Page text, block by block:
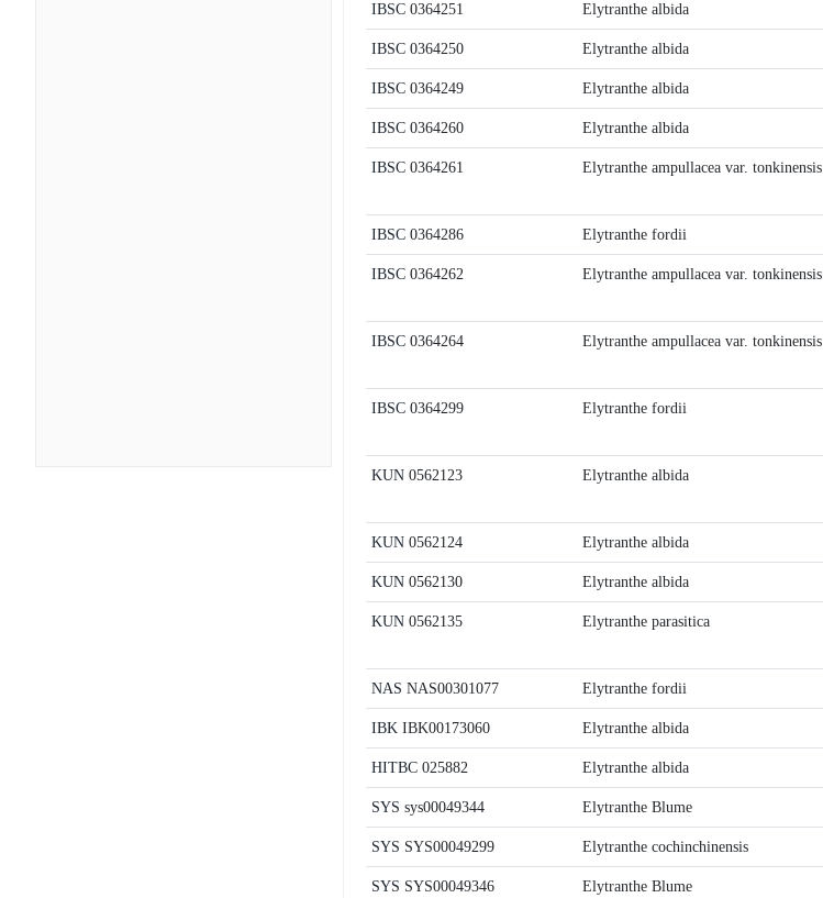
IBSC 0364251 Elytranthe albida
IBSC 0364250 Elytranthe albida
IBSC 0364249 Elytranthe albida
IBSC 0364260 Elytranthe albida
IBSC 0364261 Elytranthe ampullacea var. tonkinensis
IBSC 0364286 Elytranthe fordii
IBSC 0364262 Elytranthe ampullacea var. tonkinensis
IBSC 0364264 Elytranthe ampullacea var. tonkinensis
IBSC 0364299 Elytranthe fordii
KUN 0562123 Elytranthe albida
KUN 0562124 Elytranthe albida
KUN 0562130 Elytranthe albida
KUN 0562135 Elytranthe parasitica
NAS NAS00301077 Elytranthe fordii
IBK IBK00173060 Elytranthe albida
HITBC 025882 Elytranthe albida
SYS sys00049344 Elytranthe Blume
SYS SYS00049299 Elytranthe cochinchinensis
SYS SYS00049346 Elytranthe Blume